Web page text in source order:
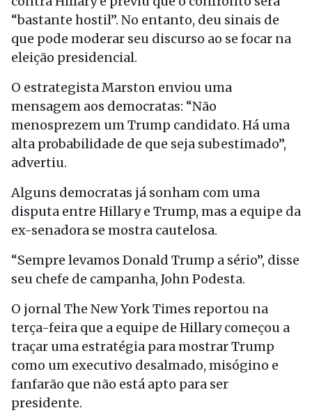
“bastante hostil”. No entanto, deu sinais de
que pode moderar seu discurso ao se focar na
eleição presidencial.
O estrategista Marston enviou uma
mensagem aos democratas: “Não
menosprezem um Trump candidato. Há uma
alta probabilidade de que seja subestimado”,
advertiu.
Alguns democratas já sonham com uma
disputa entre Hillary e Trump, mas a equipe da
ex-senadora se mostra cautelosa.
“Sempre levamos Donald Trump a sério”, disse
seu chefe de campanha, John Podesta.
O jornal The New York Times reportou na
terça-feira que a equipe de Hillary começou a
traçar uma estratégia para mostrar Trump
como um executivo desalmado, misógino e
fanfarão que não está apto para ser
presidente.